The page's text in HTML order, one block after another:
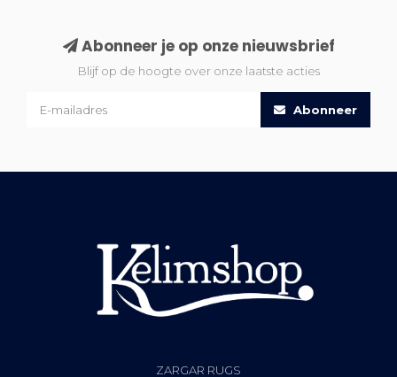
Abonneer je op onze nieuwsbrief
Blijf op de hoogte over onze laatste acties
Abonneer
ZARGAR RUGS